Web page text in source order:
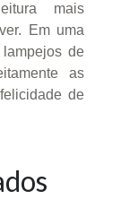
mais
Em uma
de
as
de